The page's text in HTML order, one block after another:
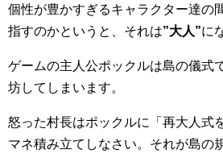
個性が豊かすぎるキャラクター達の
指すのかというと、それは”大人”に
ゲームの主人公ポックルは島の儀式
坊してしまいます。
怒った村長はポックルに「再大人式
マネ積み立てしなさい。それが島の